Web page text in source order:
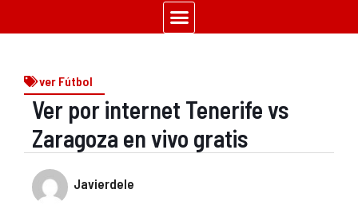
ver Fútbol
Ver por internet Tenerife vs
Zaragoza en vivo gratis
Javierdele